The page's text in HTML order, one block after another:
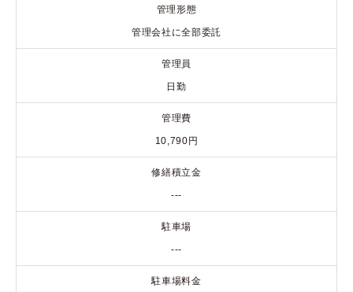
管理形態
管理会社に全部委託
管理員
日勤
管理費
10,790円
修繕積立金
---
駐車場
---
駐車場料金